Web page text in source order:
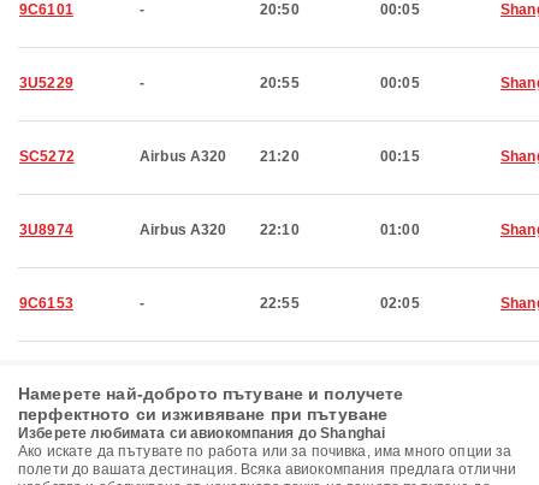
9C6101 - 20:50 00:05
3U5229 - 20:55 00:05
SC5272 Airbus A320 21:20 00:15
3U8974 Airbus A320 22:10 01:00
9C6153 - 22:55 02:05
Намерете най-доброто пътуване и получете
перфектното си изживяване при пътуване
Изберете любимата си авиокомпания до Shanghai
Ако искате да пътувате по работа или за почивка, има много опции за
полети до вашата дестинация. Всяка авиокомпания предлага отлични